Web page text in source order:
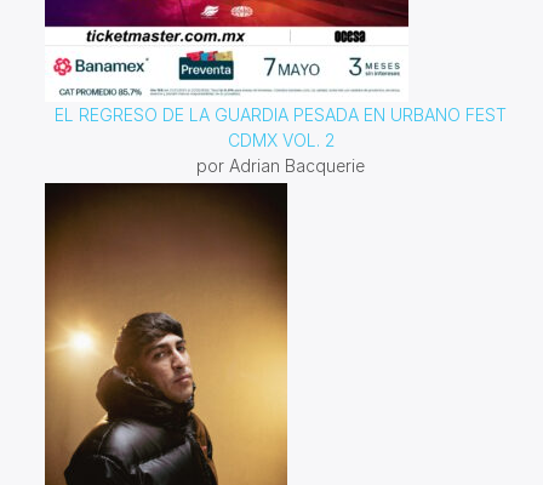
EL REGRESO DE LA GUARDIA PESADA EN URBANO FEST
CDMX VOL. 2
por Adrian Bacquerie